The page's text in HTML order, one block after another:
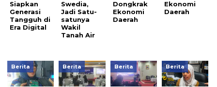
Siapkan
Generasi
Tangguh di
Era Digital
Swedia,
Jadi Satu-
satunya
Wakil
Tanah Air
Dongkrak
Ekonomi
Daerah
Ekonomi
Daerah
Berita Berita Berita Berita